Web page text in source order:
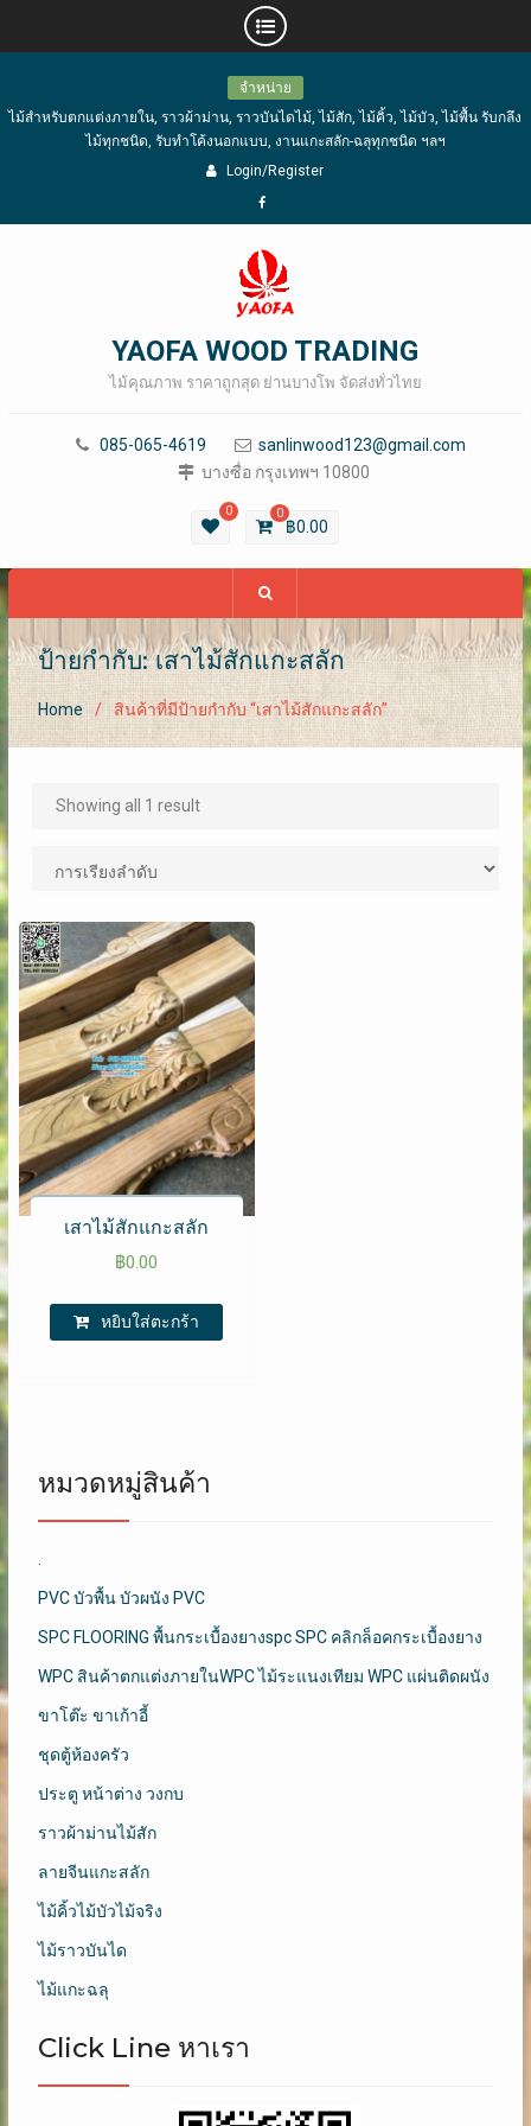
content
จำหน่าย
ไม้สำหรับตกแต่งภายใน, ราวผ้าม่าน, ราวบันไดไม้, ไม้สัก, ไม้คิ้ว, ไม้บัว, ไม้พื้น รับกลึง
ไม้ทุกชนิด, รับทำโค้งนอกแบบ, งานแกะสลัก-ฉลุทุกชนิด ฯลฯ
Login/Register
Facebook
YAOFA WOOD TRADING
ไม้คุณภาพ ราคาถูกสุด ย่านบางโพ จัดส่งทั่วไทย
085-065-4619
sanlinwood123@gmail.com
บางซื่อ กรุงเทพฯ 10800
0 0
฿0.00
ป้ายกำกับ: เสาไม้สักแกะสลัก
Home สินค้าที่มีป้ายกำกับ “เสาไม้สักแกะสลัก”
Showing all 1 result
เสาไม้สักแกะสลัก
฿0.00
หยิบใส่ตะกร้า
หมวดหมู่สินค้า
PVC บัวพื้น บัวผนัง PVC
SPC FLOORING พื้นกระเบื้องยางspc SPC คลิกล็อคกระเบื้องยาง
WPC สินค้าตกแต่งภายในWPC ไม้ระแนงเทียม WPC แผ่นติดผนัง
ขาโต๊ะ ขาเก้าอี้
ชุดตู้ห้องครัว
ประตู หน้าต่าง วงกบ
ราวผ้าม่านไม้สัก
ลายจีนแกะสลัก
ไม้คิ้วไม้บัวไม้จริง
ไม้ราวบันได
ไม้แกะฉลุ
Click Line หาเรา